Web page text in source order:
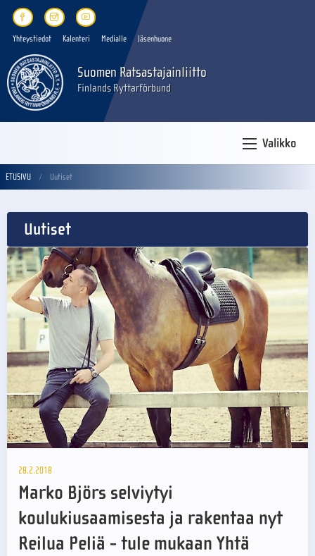
Yhteystiedot Kalenteri Medialle Jäsenhuone
Suomen Ratsastajainliitto
Finlands Ryttarförbund
Valikko
ETUSIVU Uutiset
Uutiset
28.2.2018
Marko Björs selviytyi
koulukiusaamisesta ja rakentaa nyt
Reilua Peliä - tule mukaan Yhtä